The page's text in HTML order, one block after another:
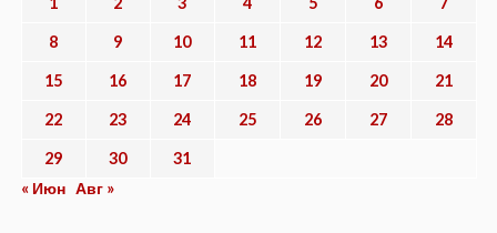
8 9 10 11 12 13 14
15 16 17 18 19 20 21
22 23 24 25 26 27 28
29 30
31
« Июн Авг »